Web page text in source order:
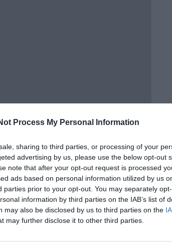
Process My Personal Information
sharing to third parties, or processing of your
advertising by us, please use the below opt-out
note that after your opt-out request is processed
ads based on personal information utilized by us
parties prior to your opt-out. You may separately
information by third parties on the IAB’s list of
may also be disclosed by us to third parties on the
may further disclose it to other third parties.